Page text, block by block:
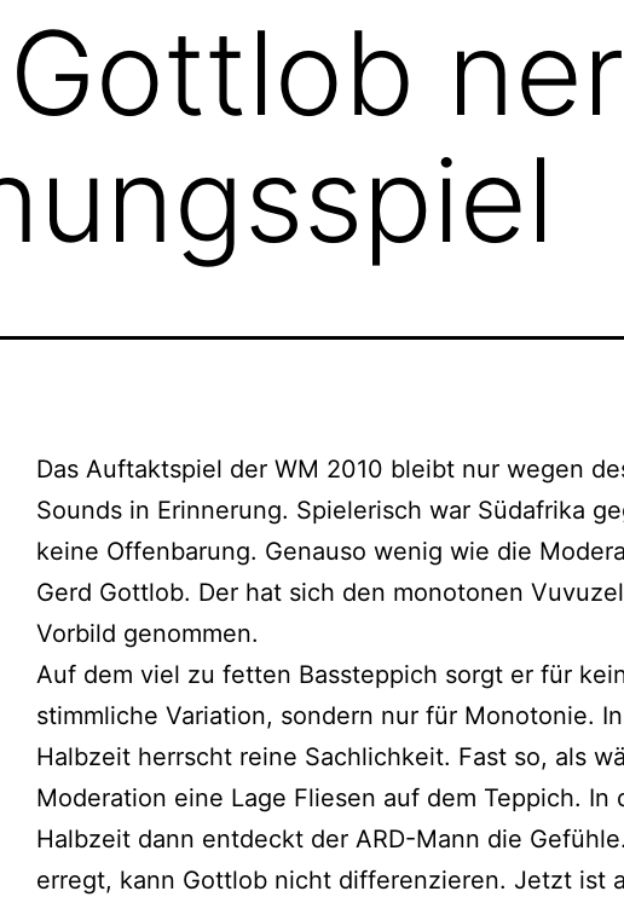
Das Auftaktspiel der WM 2010 bleibt nur wegen
Sounds in Erinnerung. Spielerisch war Südafrika
keine Offenbarung. Genauso wenig wie die
Gerd Gottlob. Der hat sich den monotonen
Vorbild genommen.
Auf dem viel zu fetten Bassteppich sorgt er für
stimmliche Variation, sondern nur für Monotonie.
Halbzeit herrscht reine Sachlichkeit. Fast so, als
Moderation eine Lage Fliesen auf dem Teppich. In
Halbzeit dann entdeckt der ARD-Mann die
erregt, kann Gottlob nicht differenzieren. Jetzt ist